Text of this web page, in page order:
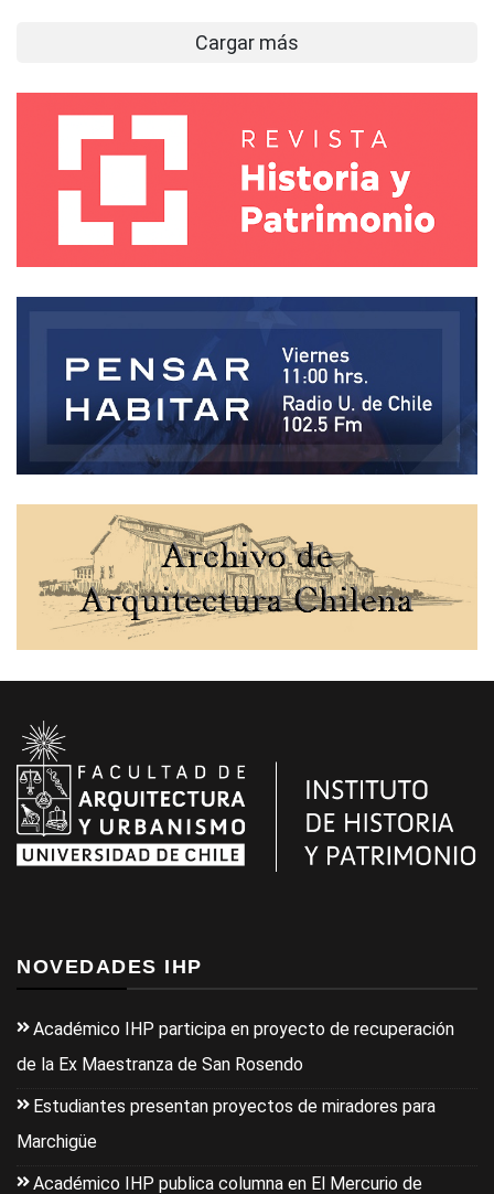
Cargar más
NOVEDADES IHP
Académico IHP participa en proyecto de recuperación
de la Ex Maestranza de San Rosendo
Estudiantes presentan proyectos de miradores para
Marchigüe
Académico IHP publica columna en El Mercurio de